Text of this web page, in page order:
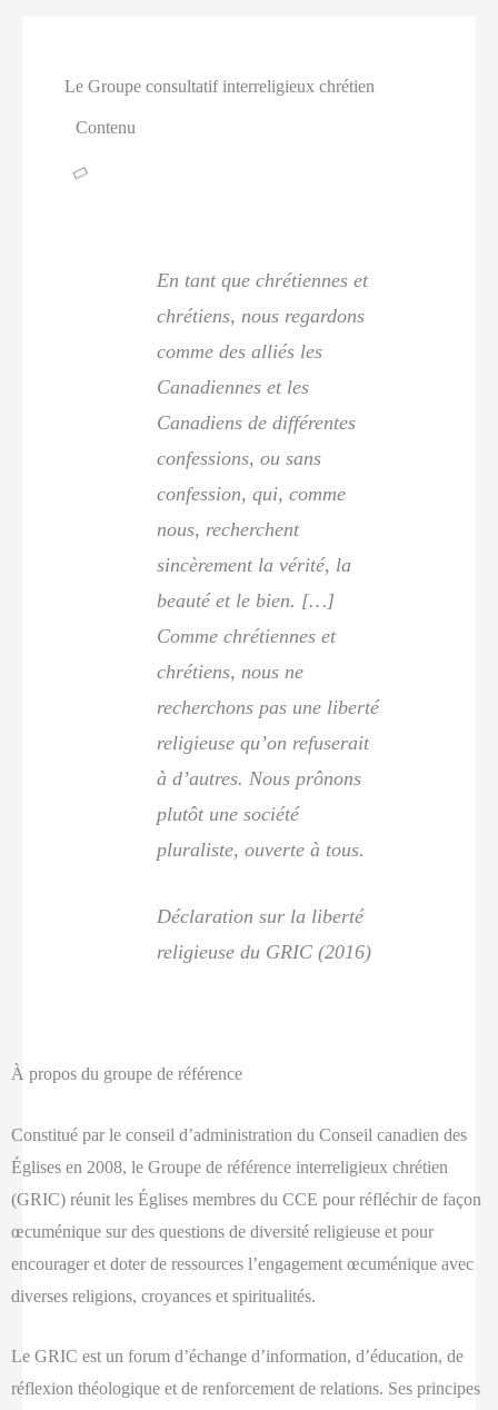
Le Groupe consultatif interreligieux chrétien
Contenu
En tant que chrétiennes et
chrétiens, nous regardons
comme des alliés les
Canadiennes et les
Canadiens de différentes
confessions, ou sans
confession, qui, comme
nous, recherchent
sincèrement la vérité, la
beauté et le bien. […]
Comme chrétiennes et
chrétiens, nous ne
recherchons pas une liberté
religieuse qu’on refuserait
à d’autres. Nous prônons
plutôt une société
pluraliste, ouverte à tous.
Déclaration sur la liberté
religieuse du GRIC (2016)
À propos du groupe de référence
Constitué par le conseil d’administration du Conseil canadien des
Églises en 2008, le Groupe de référence interreligieux chrétien
(GRIC) réunit les Églises membres du CCE pour réfléchir de façon
œcuménique sur des questions de diversité religieuse et pour
encourager et doter de ressources l’engagement œcuménique avec
diverses religions, croyances et spiritualités.
Le GRIC est un forum d’échange d’information, d’éducation, de
réflexion théologique et de renforcement de relations. Ses principes